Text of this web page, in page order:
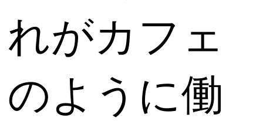
れがカフェ
のように働